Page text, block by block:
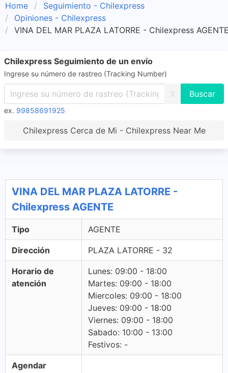
Home
Seguimiento - Chilexpress
Opiniones - Chilexpress
VINA DEL MAR PLAZA LATORRE - Chilexpress
Chilexpress Seguimiento de un envío
Ingrese su número de rastreo (Tracking Number)
X
ex. 99858691925
Chilexpress Cerca de Mi - Chilexpress Near Me
VINA DEL MAR PLAZA LATORRE -
Chilexpress AGENTE
Tipo AGENTE
Dirección PLAZA LATORRE - 32
Horario de
atención
Lunes: 09:00 - 18:00
Martes: 09:00 - 18:00
Miercoles: 09:00 - 18:00
Jueves: 09:00 - 18:00
Viernes: 09:00 - 18:00
Sabado: 10:00 - 13:00
Festivos: -
Agendar